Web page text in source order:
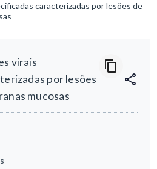
caracterizadas por lesões de
virais
por lesões
mucosas